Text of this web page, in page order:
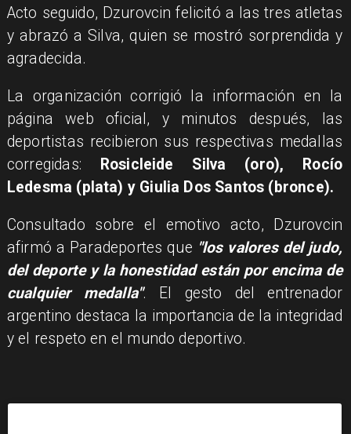
Acto seguido, Dzurovcin felicitó a las tres atletas
y abrazó a Silva, quien se mostró sorprendida y
agradecida.
La organización corrigió la información en la
página web oficial, y minutos después, las
deportistas recibieron sus respectivas medallas
corregidas:
Rosicleide Silva (oro), Rocío
Ledesma (plata) y Giulia Dos Santos (bronce).
Consultado sobre el emotivo acto, Dzurovcin
afirmó a Paradeportes que "los valores del judo,
del deporte y la honestidad están por encima de
cualquier medalla". El gesto del entrenador
argentino destaca la importancia de la integridad
y el respeto en el mundo deportivo.